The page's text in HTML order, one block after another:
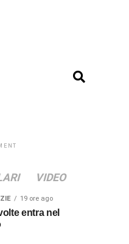
VIDEO
19 ore ago
entra nel